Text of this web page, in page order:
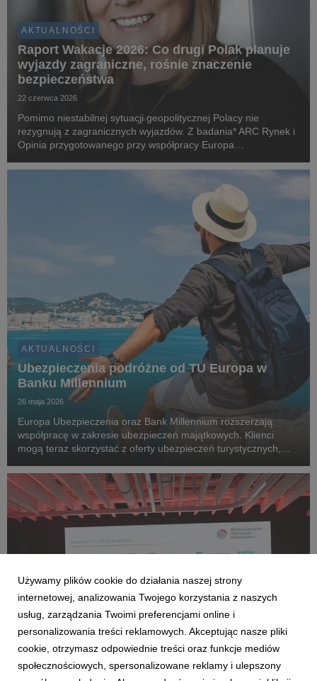
AKTUALNOŚCI
Raport Wakacje 2026: Co drugi Polak planuje
wyjazdy zagraniczne, rośnie znaczenie
bezpieczeństwa
22 czerwca 2026
Pomimo niestabilnej sytuacji geopolitycznej Polacy nie
rezygnują z zagranicznych wyjazdów. Z badania* ARC Rynek i
Opinia przygotowanego przy współpracy Europa
planuje w 2026 roku urlop poza granicami kraju. Dane po...
AKTUALNOŚCI
Ubezpieczenia podróżne od TU Europa w
Banku Millennium
26 maja 2026
Europa Ubezpieczenia oraz Bank Millennium rozszerzają
współpracę w zakresie ubezpieczeń majątkowych. Klienci
mogą teraz skorzystać z oferty ubezpieczeń turystycznych,
AKTUALNOŚCI
Europa Ubezpieczenia z nagrodą
Używamy plików cookie do działania naszej strony
internetowej, analizowania Twojego korzystania z naszych
usług, zarządzania Twoimi preferencjami online i
personalizowania treści reklamowych. Akceptując nasze pliki
cookie, otrzymasz odpowiednie treści oraz funkcje mediów
społecznościowych, spersonalizowane reklamy i ulepszony